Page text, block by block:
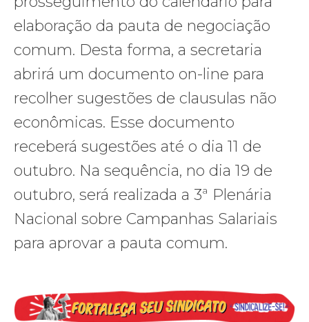
elaboração da pauta de negociação
comum. Desta forma, a secretaria
abrirá um documento on-line para
recolher sugestões de clausulas não
econômicas. Esse documento
receberá sugestões até o dia 11 de
outubro. Na sequência, no dia 19 de
outubro, será realizada a 3ª Plenária
Nacional sobre Campanhas Salariais
para aprovar a pauta comum.